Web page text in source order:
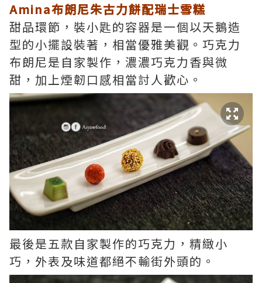
Amina布朗尼朱古力餅配瑞士雪糕
甜品環節，裝小匙的容器是一個以天鵝造
型的小擺設裝著，相當優雅美觀。巧克力
布朗尼是自家製作，濃濃巧克力香與微
甜，加上煙韌口感相當討人歡心。
最後是五款自家製作的巧克力，精緻小
巧，外表及味道都絕不輸街外頭的。